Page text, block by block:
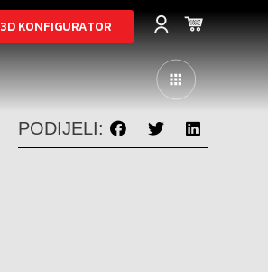
3D KONFIGURATOR
PODIJELI: